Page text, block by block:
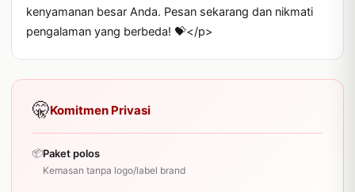
kenyamanan besar Anda. Pesan sekarang dan nikmati
pengalaman yang berbeda! 💝</p>
🤫Komitmen Privasi
📦Paket polos
Kemasan tanpa logo/label brand